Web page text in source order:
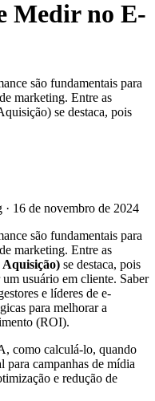
Medir no E-
são fundamentais para
marketing. Entre as
se destaca, pois
· 16 de novembro de 2024
são fundamentais para
marketing. Entre as
se destaca, pois
usuário em cliente. Saber
e líderes de e-
para melhorar a
(ROI).
como calculá-lo, quando
para campanhas de mídia
e redução de